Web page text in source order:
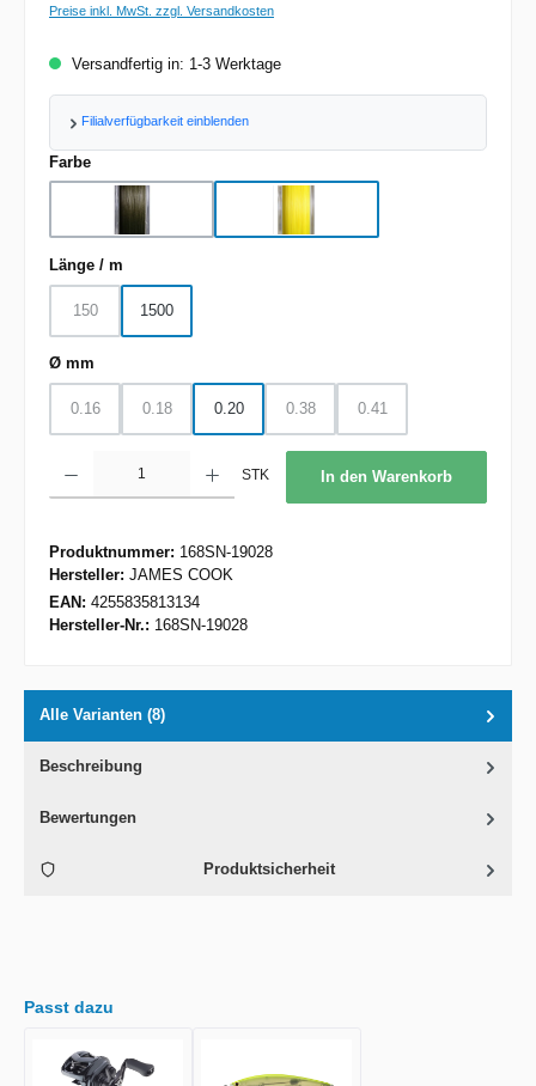
Preise inkl. MwSt. zzgl. Versandkosten
Versandfertig in: 1-3 Werktage
Filialverfügbarkeit einblenden
Farbeauswählen
green yellow
Länge / m
150
(Diese Option ist zurzeit nicht verfügbar.)
1500
Ø mm
0.16 0.18 0.20 0.38 0.41
STK In den Warenkorb
Produktnummer: 168SN-19028
Hersteller: JAMES COOK
EAN: 4255835813134
Hersteller-Nr.: 168SN-19028
Alle Varianten (8)
Beschreibung
Bewertungen
Produktsicherheit
Passt dazu